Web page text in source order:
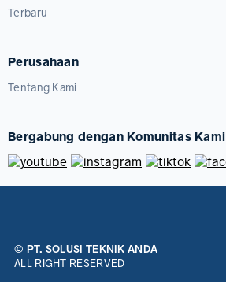
Terbaru
Perusahaan
Tentang Kami
Bergabung dengan Komunitas Kami
© PT. SOLUSI TEKNIK ANDA
ALL RIGHT RESERVED